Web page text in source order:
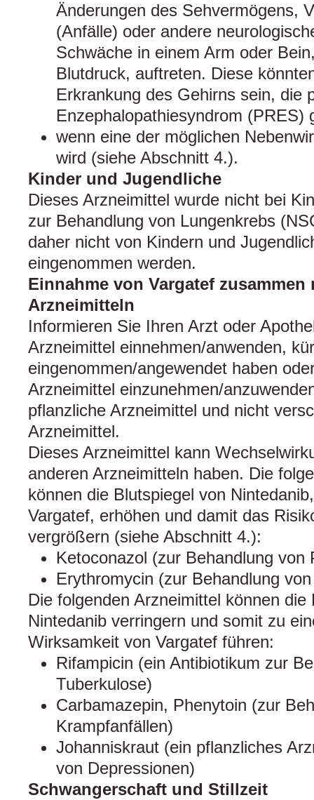
Änderungen des Sehvermögens,
(Anfälle) oder andere
Schwäche in einem Arm oder
Blutdruck, auftreten. Diese
Erkrankung des Gehirns sein, die
Enzephalopathiesyndrom (PRES)
wenn eine der möglichen
wird (siehe Abschnitt 4.).
Kinder und Jugendliche
Dieses Arzneimittel wurde nicht bei
zur Behandlung von Lungenkrebs
daher nicht von Kindern und
eingenommen werden.
Einnahme von Vargatef zusammen
Arzneimitteln
Informieren Sie Ihren Arzt oder
Arzneimittel einnehmen/anwenden,
eingenommen/angewendet haben
Arzneimittel einzunehmen/
pflanzliche Arzneimittel und nicht
Arzneimittel.
Dieses Arzneimittel kann
anderen Arzneimitteln haben. Die
können die Blutspiegel von
Vargatef, erhöhen und damit das
vergrößern (siehe Abschnitt 4.):
Ketoconazol (zur Behandlung von
Erythromycin (zur Behandlung
Die folgenden Arzneimittel können die
Nintedanib verringern und somit zu
Wirksamkeit von Vargatef führen:
Rifampicin (ein Antibiotikum zur
Tuberkulose)
Carbamazepin, Phenytoin (zur
Krampfanfällen)
Johanniskraut (ein pflanzliches
von Depressionen)
Schwangerschaft und Stillzeit